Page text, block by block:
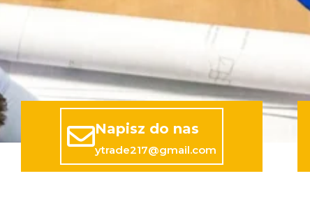
Napisz do nas
ytrade217@gmail.com